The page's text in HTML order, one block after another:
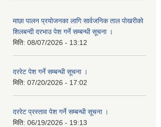
माछा पालन प्रयाेजनका लागि सार्वजनिक ताल पाेखरीकाे
शिलबन्दी दरभाउ पेश गर्ने सम्बन्धी सूचना ।
मिति: 08/07/2026 - 13:12
दररेट पेश गर्ने सम्बन्धी सूचना ।
मिति: 07/20/2026 - 17:02
दररेट प्रस्ताव पेश गर्ने सम्बन्धी सूचना ।
मिति: 06/19/2026 - 19:13